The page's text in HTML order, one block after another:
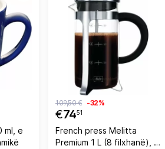
ml, e
€7451
109,50 € -32%
French press Melitta
Premium 1 L (8 filxhanë), e